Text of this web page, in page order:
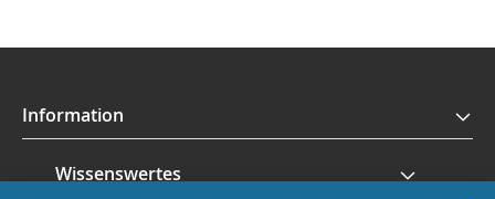
Information
Wissenswertes